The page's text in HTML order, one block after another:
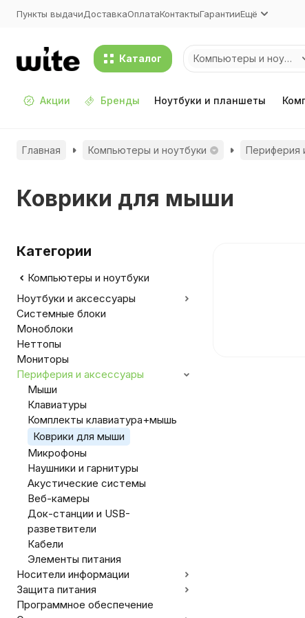
Пункты выдачиДоставкаОплатаКонтактыГарантииЕщё
Каталог Компьютеры и ноутбуки
Акции Бренды Ноутбуки и планшеты
Главная Компьютеры и ноутбуки Периферия
Коврики для мыши
Категории
Компьютеры и ноутбуки
Ноутбуки и аксессуары
Системные блоки
Моноблоки
Неттопы
Мониторы
Периферия и аксессуары
Мыши
Клавиатуры
Комплекты клавиатура+мышь
Коврики для мыши
Микрофоны
Наушники и гарнитуры
Акустические системы
Веб-камеры
Док-станции и USB-
разветвители
Кабели
Элементы питания
Носители информации
Защита питания
Программное обеспечение